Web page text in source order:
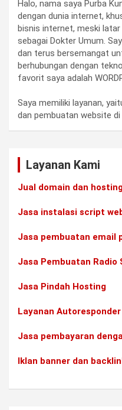
Halo, nama saya Purba
dengan dunia internet,
bisnis internet, meski latar
sebagai Dokter Umum.
dan terus bersemangat
berhubungan dengan
favorit saya adalah
Saya memiliki layanan,
dan pembuatan website di
Layanan Kami
Jual domain dan
Jasa instalasi script
Jasa pembuatan email
Jasa Pembuatan Radio
Jasa Pindah Hosting
Layanan
Jasa pembayaran
Iklan banner dan